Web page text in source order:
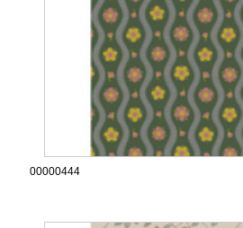
00000444